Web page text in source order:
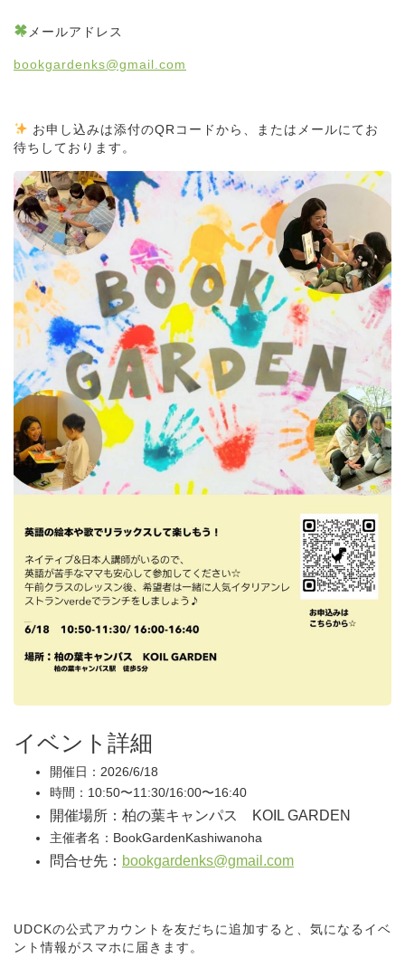
メールアドレス
bookgardenks@gmail.com
お申し込みは添付のQRコードから、またはメールにてお
待ちしております。
イベント詳細
開催日：2026/6/18
時間：10:50〜11:30/16:00〜16:40
開催場所：柏の葉キャンパス KOIL GARDEN
主催者名：BookGardenKashiwanoha
問合せ先： bookgardenks@gmail.com
UDCKの公式アカウントを友だちに追加すると、気になるイベ
ント情報がスマホに届きます。